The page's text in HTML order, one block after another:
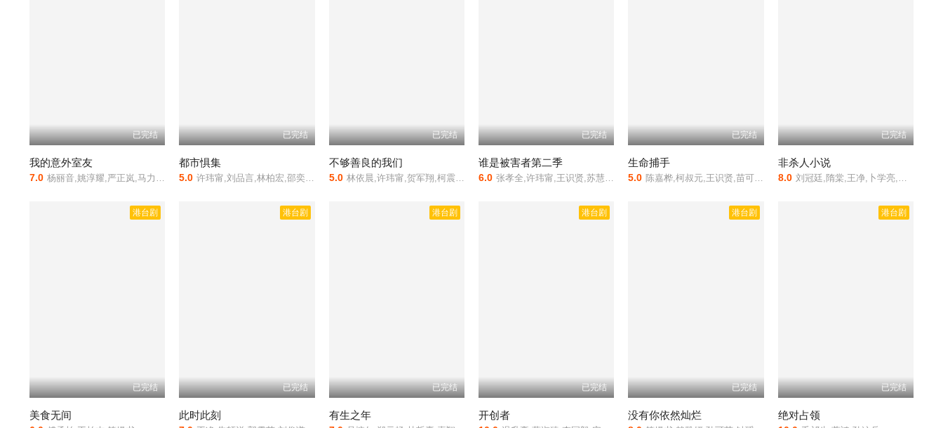
已完结
我的意外室友
7.0 杨丽音,姚淳耀,严正岚,马力欧,百白,李冠毅,蔡昌宪,张寗,杨烈,陈孝萱
已完结
都市惧集
5.0 许玮甯,刘品言,林柏宏,邵奕玫,曾沛慈,曾少宗,邵雨薇,傅孟柏,高英轩,王渝萱,初孟轩,李劭婕
已完结
不够善良的我们
5.0 林依晨,许玮甯,贺军翔,柯震东,路斯明
已完结
谁是被害者第二季
6.0 张孝全,许玮甯,王识贤,苏慧伦,藤冈靛,李沐,刘俊谦,曾敬骅,陈妍霏,刘子铨,张再兴,喜翔,林恺伦
已完结
生命捕手
5.0 陈嘉桦,柯叔元,王识贤,苗可丽,江祖平
已完结
非杀人小说
8.0 刘冠廷,隋棠,王净,卜学亮,郭文颐
港台剧
已完结
美食无间
港台剧
已完结
此时此刻
港台剧
已完结
有生之年
港台剧
已完结
开创者
港台剧
已完结
没有你依然灿烂
港台剧
已完结
绝对占领